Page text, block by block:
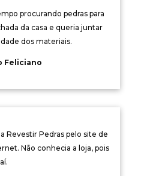
procurando pedras para
da casa e queria juntar
dos materiais.
Feliciano
Revestir Pedras pelo site de
Não conhecia a loja, pois